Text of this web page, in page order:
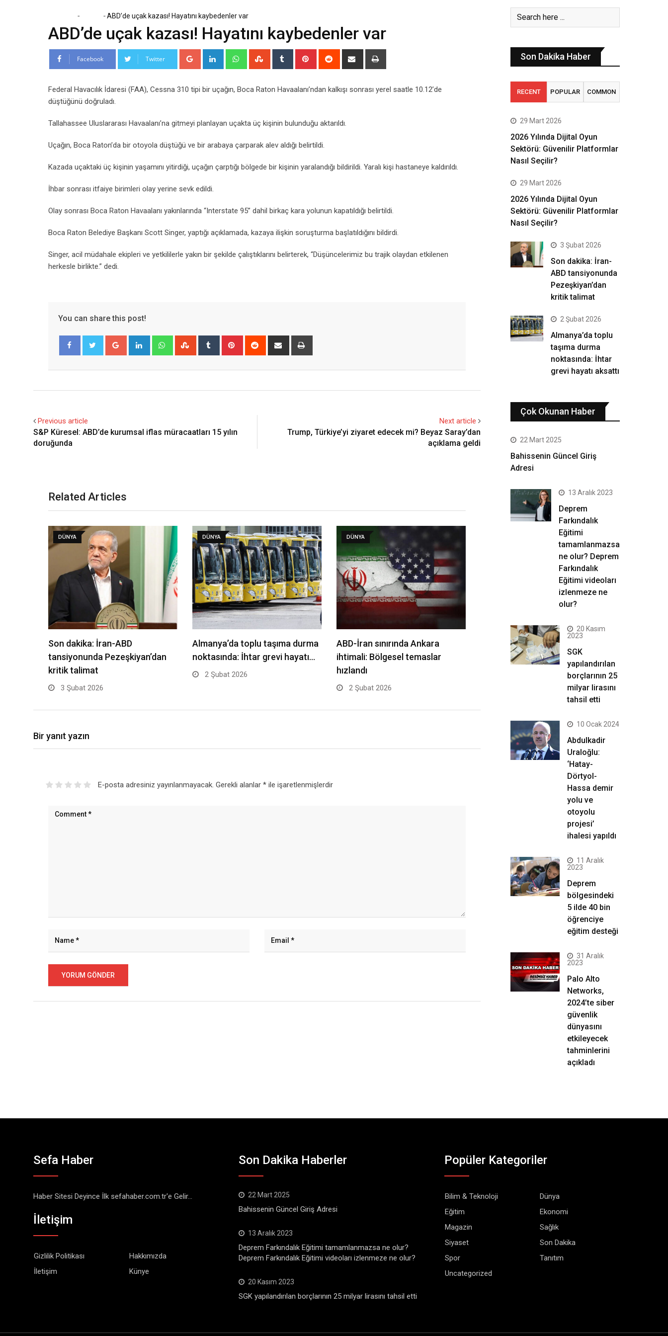
- -ABD’de uçak kazası! Hayatını kaybedenler var
ABD’de uçak kazası! Hayatını kaybedenler var
Facebook Twitter Google+ LinkedIn WhatsappStumbleUpon
Tumblr Pinterest Reddit
Share
Federal Havacılık İdaresi (FAA), Cessna 310 tipi bir uçağın, Boca Raton Havaalanı’ndan kalkışı sonrası yerel saatle 10.12’de
düştüğünü doğruladı.
Tallahassee Uluslararası Havaalanı’na gitmeyi planlayan uçakta üç kişinin bulunduğu aktarıldı.
Uçağın, Boca Raton’da bir otoyola düştüğü ve bir arabaya çarparak alev aldığı belirtildi.
Kazada uçaktaki üç kişinin yaşamını yitirdiği, uçağın çarptığı bölgede bir kişinin yaralandığı bildirildi. Yaralı kişi hastaneye kaldırıldı.
İhbar sonrası itfaiye birimleri olay yerine sevk edildi.
Olay sonrası Boca Raton Havaalanı yakınlarında “Interstate 95” dahil birkaç kara yolunun kapatıldığı belirtildi.
Boca Raton Belediye Başkanı Scott Singer, yaptığı açıklamada, kazaya ilişkin soruşturma başlatıldığını bildirdi.
Singer, acil müdahale ekipleri ve yetkililerle yakın bir şekilde çalıştıklarını belirterek, “Düşüncelerimiz bu trajik olaydan etkilenen
herkesle birlikte.” dedi.
You can share this post!
Google+ LinkedIn WhatsappStumbleUpon
Tumblr Pinterest Reddit
Share
Previous article
S&P Küresel: ABD’de kurumsal iflas müracaatları 15 yılın
doruğunda
Next article
Trump, Türkiye’yi ziyaret edecek mi? Beyaz Saray’dan
açıklama geldi
Related Articles
DÜNYA
Son dakika: İran-ABD
tansiyonunda Pezeşkiyan’dan
kritik talimat
3 Şubat 2026
DÜNYA
Almanya’da toplu taşıma durma
noktasında: İhtar grevi hayatı…
2 Şubat 2026
DÜNYA
ABD-İran sınırında Ankara
ihtimali: Bölgesel temaslar
hızlandı
2 Şubat 2026
Bir yanıt yazın
E-posta adresiniz yayınlanmayacak. Gerekli alanlar *ile işaretlenmişlerdir
Son Dakika Haber
RECENT POPULAR COMMON
29 Mart 2026
2026 Yılında Dijital Oyun
Sektörü: Güvenilir Platformlar
Nasıl Seçilir?
29 Mart 2026
2026 Yılında Dijital Oyun
Sektörü: Güvenilir Platformlar
Nasıl Seçilir?
3 Şubat 2026
Son dakika: İran-
ABD tansiyonunda
Pezeşkiyan’dan
kritik talimat
2 Şubat 2026
Almanya’da toplu
taşıma durma
noktasında: İhtar
grevi hayatı aksattı
Çok Okunan Haber
22 Mart 2025
Bahissenin Güncel Giriş
Adresi
13 Aralık 2023
Deprem
Farkındalık
Eğitimi
tamamlanmazsa
ne olur? Deprem
Farkındalık
Eğitimi videoları
izlenmeze ne
olur?
20 Kasım
2023
SGK
yapılandırılan
borçlarının 25
milyar lirasını
tahsil etti
10 Ocak 2024
Abdulkadir
Uraloğlu:
‘Hatay-
Dörtyol-
Hassa demir
yolu ve
otoyolu
projesi’
ihalesi yapıldı
11 Aralık
2023
Deprem
bölgesindeki
5 ilde 40 bin
öğrenciye
eğitim desteği
31 Aralık
2023
Palo Alto
Networks,
2024’te siber
güvenlik
dünyasını
etkileyecek
tahminlerini
açıkladı
Sefa Haber
Haber Sitesi Deyince İlk sefahaber.com.tr'e Gelir...
İletişim
Gizlilik Politikası
Hakkımızda
İletişim
Künye
Son Dakika Haberler
22 Mart 2025
Bahissenin Güncel Giriş Adresi
13 Aralık 2023
Deprem Farkındalık Eğitimi tamamlanmazsa ne olur?
Deprem Farkındalık Eğitimi videoları izlenmeze ne olur?
20 Kasım 2023
SGK yapılandırılan borçlarının 25 milyar lirasını tahsil etti
Popüler Kategoriler
Bilim & Teknoloji
Dünya
Eğitim
Ekonomi
Magazin
Sağlık
Siyaset
Son Dakika
Spor
Tanıtım
Uncategorized